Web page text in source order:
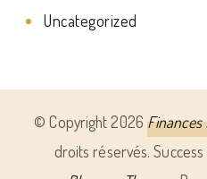
Uncategorized
© Copyright 2026 Finances
droits réservés.